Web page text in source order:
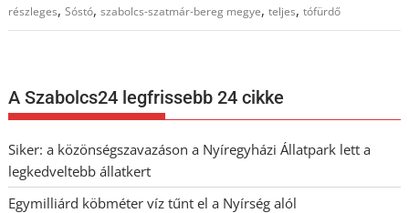
részleges,Sóstó,szabolcs-szatmár-bereg megye,teljes,tófürdő
A Szabolcs24 legfrissebb 24 cikke
Siker: a közönségszavazáson a Nyíregyházi Állatpark lett a
legkedveltebb állatkert
Egymilliárd köbméter víz tűnt el a Nyírség alól